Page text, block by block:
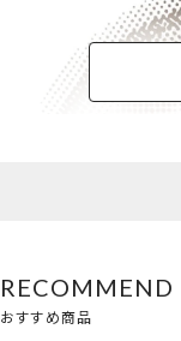
RECOMMEND
おすすめ商品